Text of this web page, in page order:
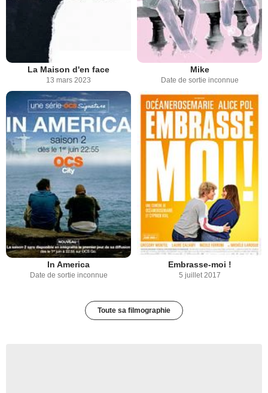
La Maison d'en face
13 mars 2023
Mike
Date de sortie inconnue
In America
Date de sortie inconnue
Embrasse-moi !
5 juillet 2017
Toute sa filmographie